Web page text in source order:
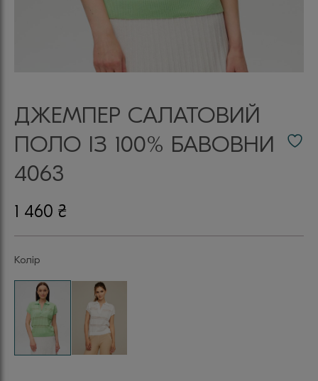
ДЖЕМПЕР САЛАТОВИЙ
ПОЛО ІЗ 100% БАВОВНИ
4063
1 460 ₴
Колір